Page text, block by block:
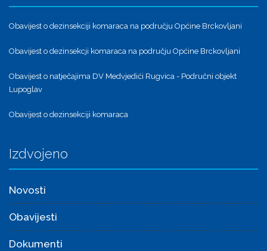
Obavijest o dezinsekciji komaraca na području Općine Brckovljani
Obavijest o dezinsekcji komaraca na području Općine Brckovljani
Obavijest o natječajima DV Medvjedići Rugvica - Područni objekt
Lupoglav
Obavijest o dezinsekciji komaraca
Izdvojeno
Novosti
Obavijesti
Dokumenti